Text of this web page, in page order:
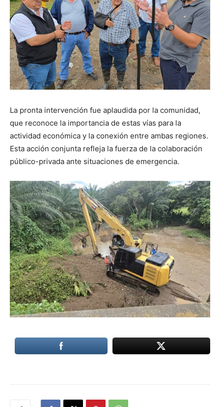
La pronta intervención fue aplaudida por la comunidad,
que reconoce la importancia de estas vías para la
actividad económica y la conexión entre ambas regiones.
Esta acción conjunta refleja la fuerza de la colaboración
público-privada ante situaciones de emergencia.